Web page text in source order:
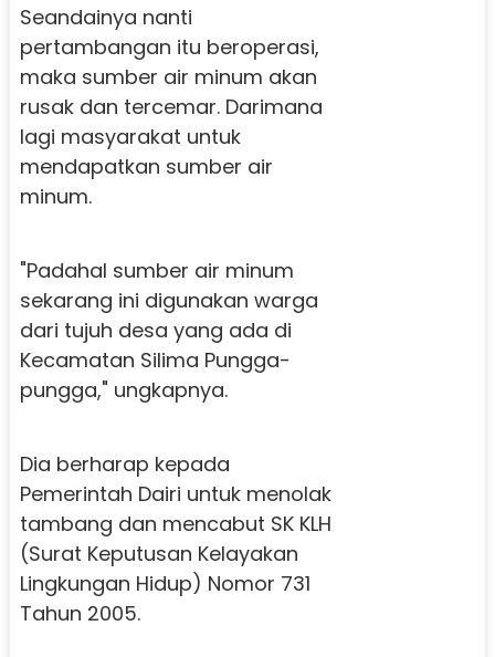
Seandainya nanti
pertambangan itu beroperasi,
maka sumber air minum akan
rusak dan tercemar. Darimana
lagi masyarakat untuk
mendapatkan sumber air
minum.
"Padahal sumber air minum
sekarang ini digunakan warga
dari tujuh desa yang ada di
Kecamatan Silima Pungga-
pungga," ungkapnya.
Dia berharap kepada
Pemerintah Dairi untuk menolak
tambang dan mencabut SK KLH
(Surat Keputusan Kelayakan
Lingkungan Hidup) Nomor 731
Tahun 2005.